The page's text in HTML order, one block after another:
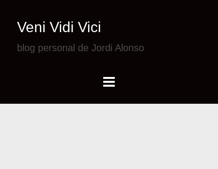
Veni Vidi Vici
blog personal de Jordi Alonso